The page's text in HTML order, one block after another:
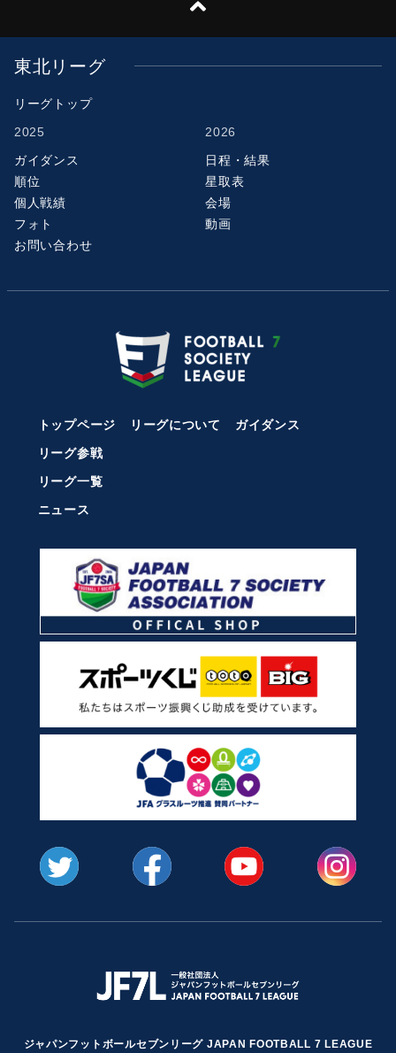
東北リーグ
リーグトップ
2025
2026
ガイダンス
日程・結果
順位
星取表
個人戦績
会場
フォト
動画
お問い合わせ
トップページ リーグについて
ガイダンス
リーグ参戦
リーグ一覧
ニュース
ジャパンフットボールセブンリーグ JAPAN FOOTBALL 7 LEAGUE